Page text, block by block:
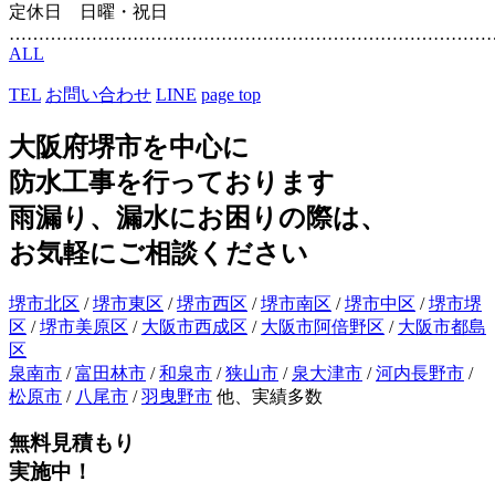
定休日 日曜・祝日
ALL
TEL お問い合わせ LINE page top
大阪府堺市を中心に
防水工事を行っております
雨漏り、漏水にお困りの際は、
お気軽にご相談ください
堺市北区 /堺市東区 /堺市西区 /堺市南区 /堺市中区 /堺市堺
区 /堺市美原区 / 大阪市西成区 / 大阪市阿倍野区 / 大阪市都島
区
泉南市 /富田林市 /和泉市 /狭山市 / 泉大津市 /河内長野市 /
松原市 / 八尾市 /羽曳野市 他、実績多数
無料見積もり
実施中！